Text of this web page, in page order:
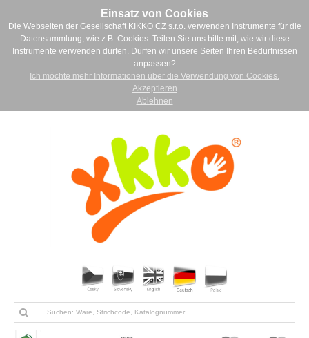
Einsatz von Cookies
Die Webseiten der Gesellschaft KIKKO CZ s.r.o. verwenden Instrumente für die
Datensammlung, wie z.B. Cookies. Teilen Sie uns bitte mit, wie wir diese
Instrumente verwenden dürfen. Dürfen wir unsere Seiten Ihren Bedürfnissen
anpassen?
Ich möchte mehr Informationen über die Verwendung von Cookies.
Akzeptieren
Ablehnen